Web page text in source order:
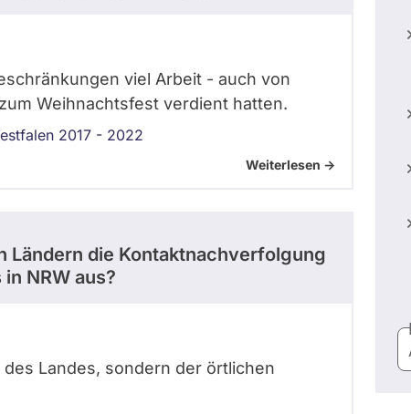
viel Arbeit - auch von
Weihnachtsfest verdient hatten.
2017 - 2022
Weiterlesen ->
Ländern die Kontaktnachverfolgung
NRW aus?
Landes, sondern der örtlichen